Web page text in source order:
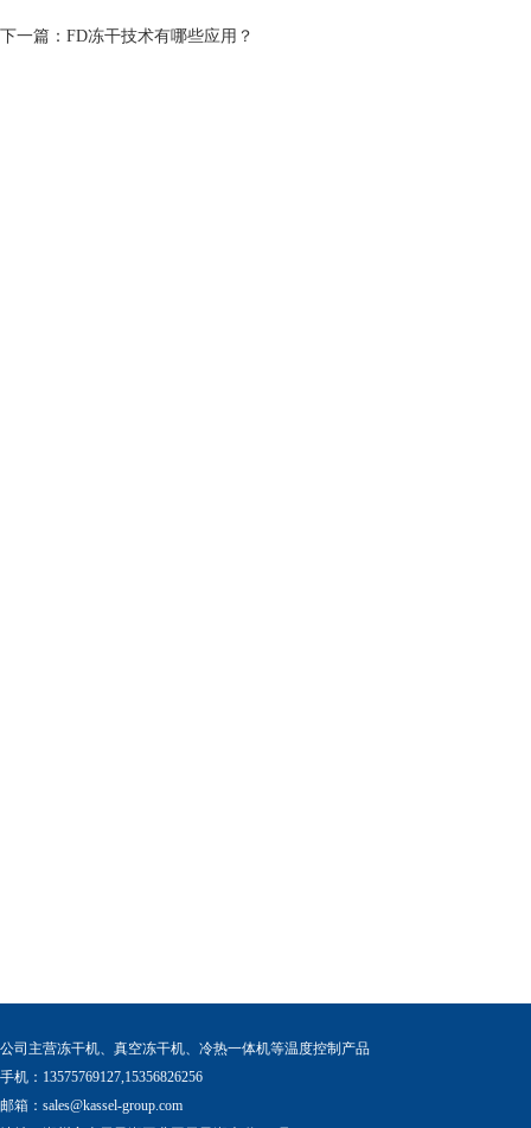
下一篇： FD冻干技术有哪些应用？
公司主营冻干机、真空冻干机、冷热一体机等温度控制产品
手机：13575769127,15356826256
邮箱： sales@kassel-group.com